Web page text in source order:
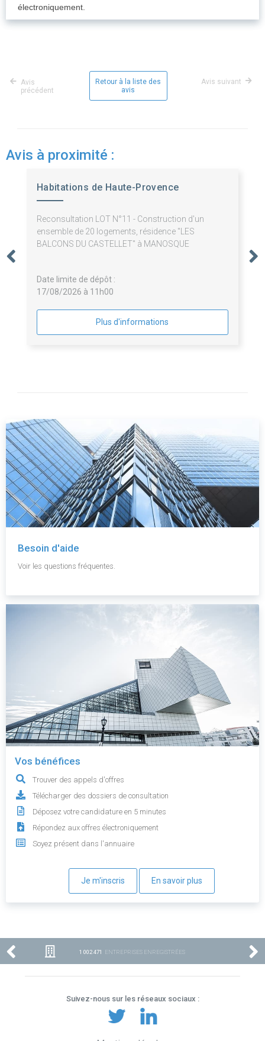
électroniquement.
Avis
précédent
Retour à la liste des
avis
Avis suivant
Avis à proximité :
Habitations de Haute-Provence
Reconsultation LOT N°11 - Construction d'un
ensemble de 20 logements, résidence "LES
BALCONS DU CASTELLET" à MANOSQUE
Date limite de dépôt :
17/08/2026 à 11h00
Plus d'informations
Besoin d'aide
Voir les questions fréquentes.
Vos bénéfices
Trouver des appels d'offres
Télécharger des dossiers de consultation
Déposez votre candidature en 5 minutes
Répondez aux offres électroniquement
Soyez présent dans l'annuaire
Je m'inscris En savoir plus
1 002 471 ENTREPRISES ENREGISTRÉES
Suivez-nous sur les réseaux sociaux :